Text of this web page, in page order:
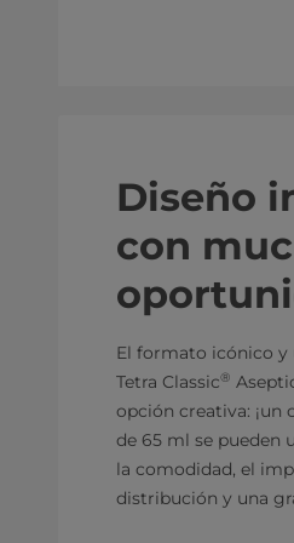
Diseño
con
El formato icónico y
Tetra Classic®
opción creativa: ¡un
de 65 ml se pueden
la comodidad, el
distribución y una